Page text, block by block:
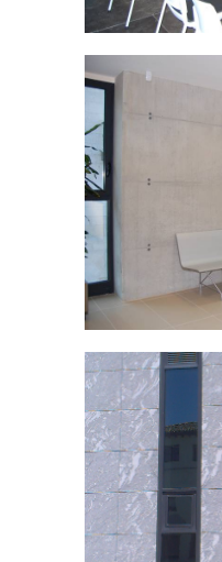
DSC_0049.jpg
IMAG1269.jpg